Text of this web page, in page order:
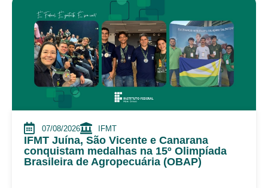
07/08/2026 IFMT
IFMT Juína, São Vicente e Canarana
conquistam medalhas na 15º Olimpíada
Brasileira de Agropecuária (OBAP)